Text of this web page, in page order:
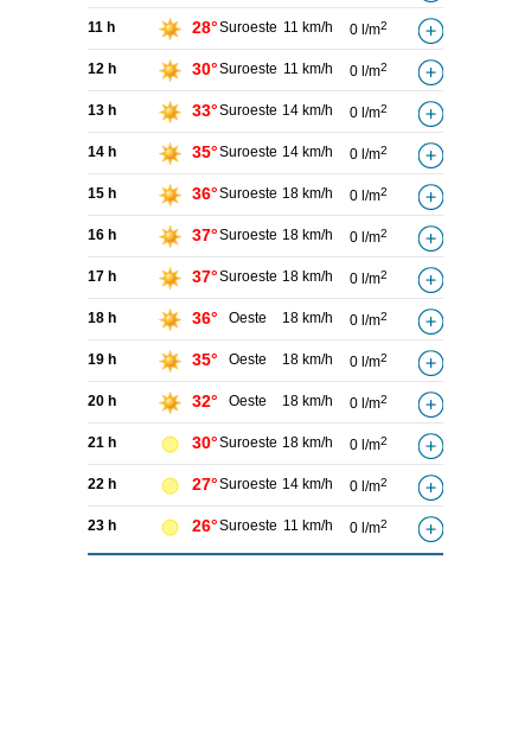
11 h 28°Suroeste 11 km/h 0 l/m2
12 h 30°Suroeste 11 km/h 0 l/m2
13 h 33°Suroeste 14 km/h 0 l/m2
14 h 35°Suroeste 14 km/h 0 l/m2
15 h 36°Suroeste 18 km/h 0 l/m2
16 h 37°Suroeste 18 km/h 0 l/m2
17 h 37°Suroeste 18 km/h 0 l/m2
18 h 36° Oeste 18 km/h 0 l/m2
19 h 35° Oeste 18 km/h 0 l/m2
20 h 32° Oeste 18 km/h 0 l/m2
21 h 30°Suroeste 18 km/h 0 l/m2
22 h 27°Suroeste 14 km/h 0 l/m2
23 h 26°Suroeste 11 km/h 0 l/m2